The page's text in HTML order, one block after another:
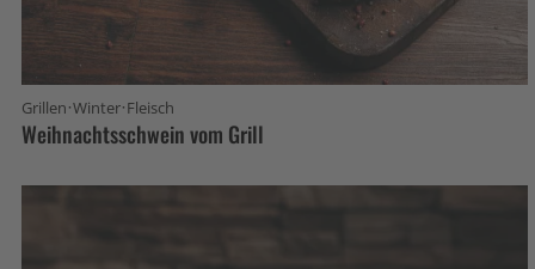
Grillen·Winter·Fleisch
Weihnachtsschwein vom Grill